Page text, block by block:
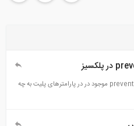
سلام خصوصیت prevent punching موجود در در پارامترهای پلیت به چه